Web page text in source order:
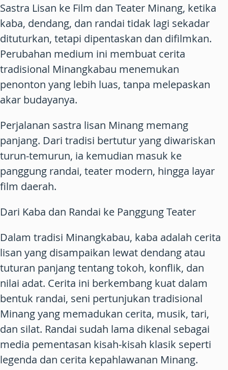
Sastra Lisan ke Film dan Teater Minang, ketika
kaba, dendang, dan randai tidak lagi sekadar
dituturkan, tetapi dipentaskan dan difilmkan.
Perubahan medium ini membuat cerita
tradisional Minangkabau menemukan
penonton yang lebih luas, tanpa melepaskan
akar budayanya.
Perjalanan sastra lisan Minang memang
panjang. Dari tradisi bertutur yang diwariskan
turun-temurun, ia kemudian masuk ke
panggung randai, teater modern, hingga layar
film daerah.
Dari Kaba dan Randai ke Panggung Teater
Dalam tradisi Minangkabau, kaba adalah cerita
lisan yang disampaikan lewat dendang atau
tuturan panjang tentang tokoh, konflik, dan
nilai adat. Cerita ini berkembang kuat dalam
bentuk randai, seni pertunjukan tradisional
Minang yang memadukan cerita, musik, tari,
dan silat. Randai sudah lama dikenal sebagai
media pementasan kisah-kisah klasik seperti
legenda dan cerita kepahlawanan Minang.